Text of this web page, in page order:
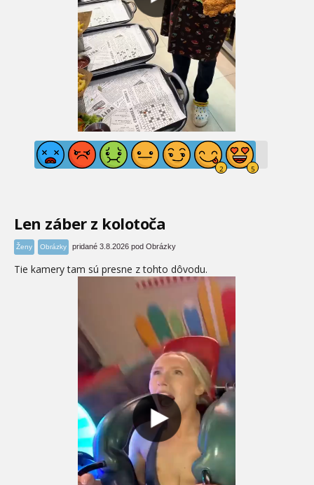
Len záber z kolotoča
Ženy Obrázky pridané 3.8.2026 pod Obrázky
Tie kamery tam sú presne z tohto dôvodu.